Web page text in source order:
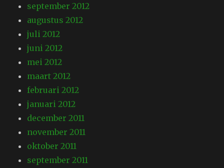
september 2012
augustus 2012
juli 2012
juni 2012
mei 2012
maart 2012
februari 2012
januari 2012
december 2011
november 2011
oktober 2011
september 2011